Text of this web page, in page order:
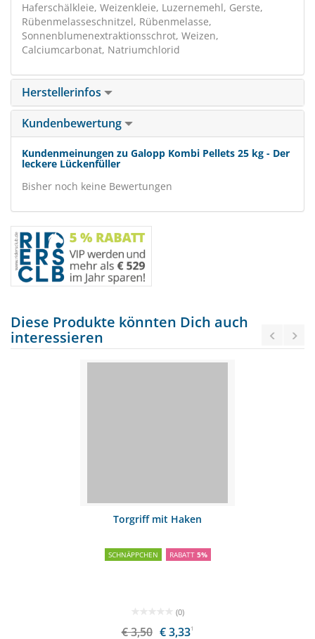
Haferschälkleie, Weizenkleie, Luzernemehl, Gerste,
Rübenmelasseschnitzel, Rübenmelasse,
Sonnenblumenextraktionsschrot, Weizen,
Calciumcarbonat, Natriumchlorid
Herstellerinfos
Kundenbewertung
Kundenmeinungen zu Galopp Kombi Pellets 25 kg - Der
leckere Lückenfüller
Bisher noch keine Bewertungen
Diese Produkte könnten Dich auch
interessieren
Torgriff mit Haken
SCHNÄPPCHEN RABATT 5%
(0)
€ 3,50 € 3,331